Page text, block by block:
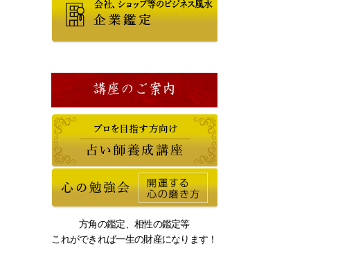
講座のご案内
方角の鑑定、相性の鑑定等
これができれば一生の財産になります！